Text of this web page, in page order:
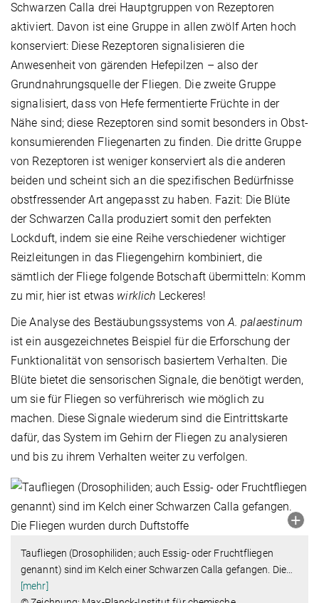
Schwarzen Calla drei Hauptgruppen von Rezeptoren
aktiviert. Davon ist eine Gruppe in allen zwölf Arten hoch
konserviert: Diese Rezeptoren signalisieren die
Anwesenheit von gärenden Hefepilzen – also der
Grundnahrungsquelle der Fliegen. Die zweite Gruppe
signalisiert, dass von Hefe fermentierte Früchte in der
Nähe sind; diese Rezeptoren sind somit besonders in Obst-
konsumierenden Fliegenarten zu finden. Die dritte Gruppe
von Rezeptoren ist weniger konserviert als die anderen
beiden und scheint sich an die spezifischen Bedürfnisse
obstfressender Art angepasst zu haben. Fazit: Die Blüte
der Schwarzen Calla produziert somit den perfekten
Lockduft, indem sie eine Reihe verschiedener wichtiger
Reizleitungen in das Fliegengehirn kombiniert, die
sämtlich der Fliege folgende Botschaft übermitteln: Komm
zu mir, hier ist etwas wirklich Leckeres!
Die Analyse des Bestäubungssystems vonA. palaestinum
ist ein ausgezeichnetes Beispiel für die Erforschung der
Funktionalität von sensorisch basiertem Verhalten. Die
Blüte bietet die sensorischen Signale, die benötigt werden,
um sie für Fliegen so verführerisch wie möglich zu
machen. Diese Signale wiederum sind die Eintrittskarte
dafür, das System im Gehirn der Fliegen zu analysieren
und bis zu ihrem Verhalten weiter zu verfolgen.
Taufliegen (Drosophiliden; auch Essig- oder Fruchtfliegen
genannt) sind im Kelch einer Schwarzen Calla gefangen. Die…
[mehr]